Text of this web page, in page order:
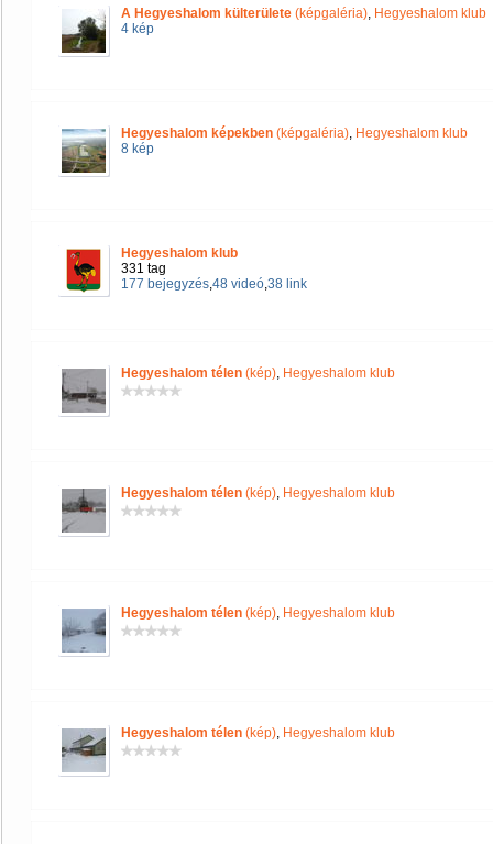
A Hegyeshalom külterülete (képgaléria), Hegyeshalom klub
4 kép
Hegyeshalom képekben (képgaléria), Hegyeshalom klub
8 kép
Hegyeshalom klub
331 tag
177 bejegyzés,48 videó,38 link
Hegyeshalom télen (kép), Hegyeshalom klub
Hegyeshalom télen (kép), Hegyeshalom klub
Hegyeshalom télen (kép), Hegyeshalom klub
Hegyeshalom télen (kép), Hegyeshalom klub